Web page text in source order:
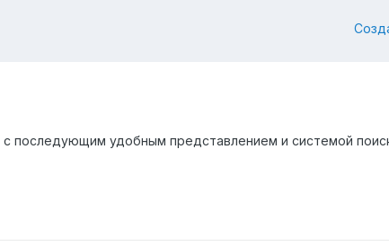
последующим удобным представлением и системой